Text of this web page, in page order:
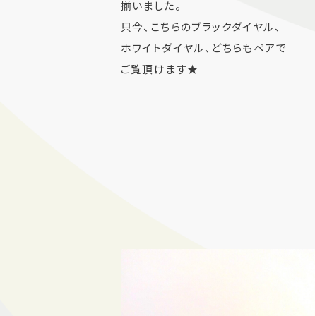
揃いました。
只今、こちらのブラックダイヤル、
ホワイトダイヤル、どちらもペアで
ご覧頂けます★